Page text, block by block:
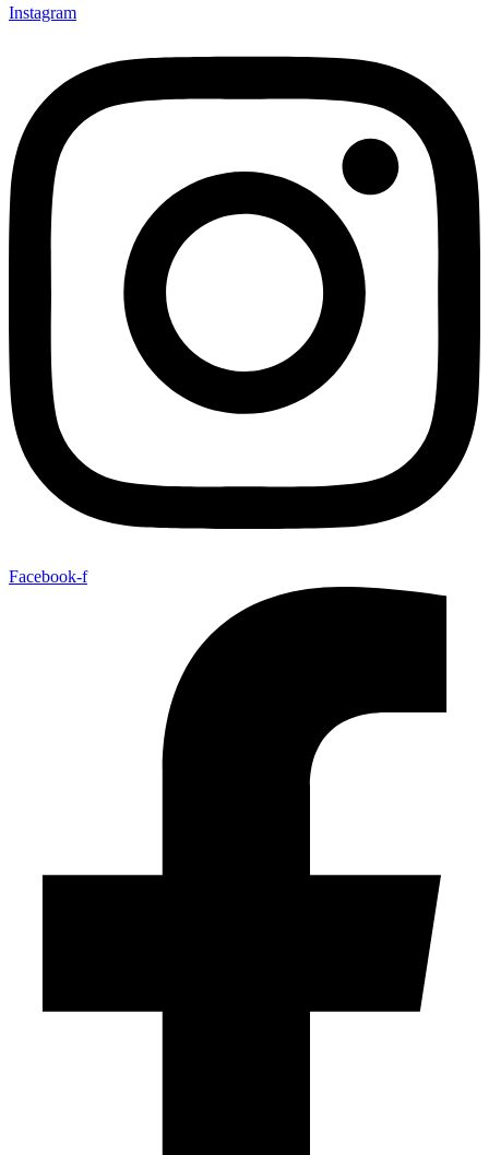
Instagram
Facebook-f